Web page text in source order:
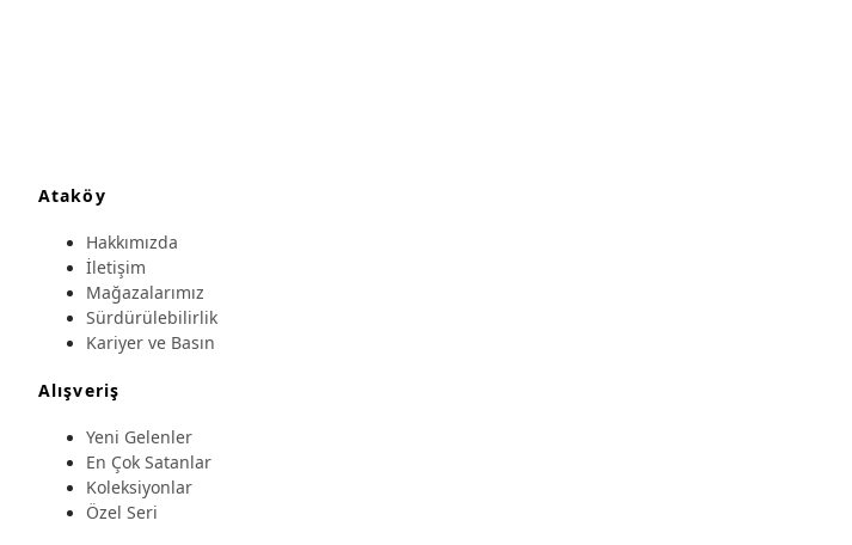
Ataköy
Hakkımızda
İletişim
Mağazalarımız
Sürdürülebilirlik
Kariyer ve Basın
Alışveriş
Yeni Gelenler
En Çok Satanlar
Koleksiyonlar
Özel Seri